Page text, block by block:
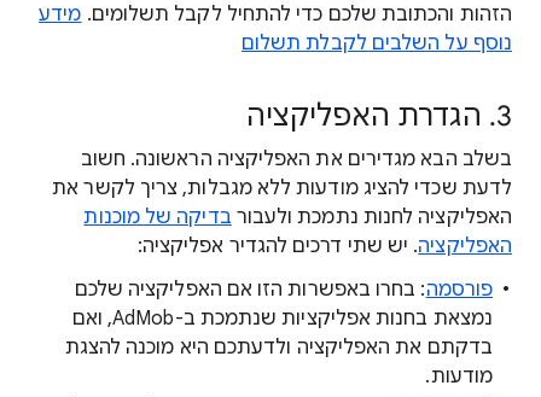
הזהות והכתובת שלכם כדי להתחיל לקבל תשלומים. מידע
נוסף על השלבים לקבלת תשלום
3. הגדרת האפליקציה
בשלב הבא מגדירים את האפליקציה הראשונה. חשוב
לדעת שכדי להציג מודעות ללא מגבלות, צריך לקשר את
האפליקציה לחנות נתמכת ולעבור בדיקה של מוכנות
האפליקציה. יש שתי דרכים להגדיר אפליקציה:
פורסמה: בחרו באפשרות הזו אם האפליקציה שלכם
נמצאת בחנות אפליקציות שנתמכת ב-AdMob, ואם
בדקתם את האפליקציה ולדעתכם היא מוכנה להצגת
מודעות.